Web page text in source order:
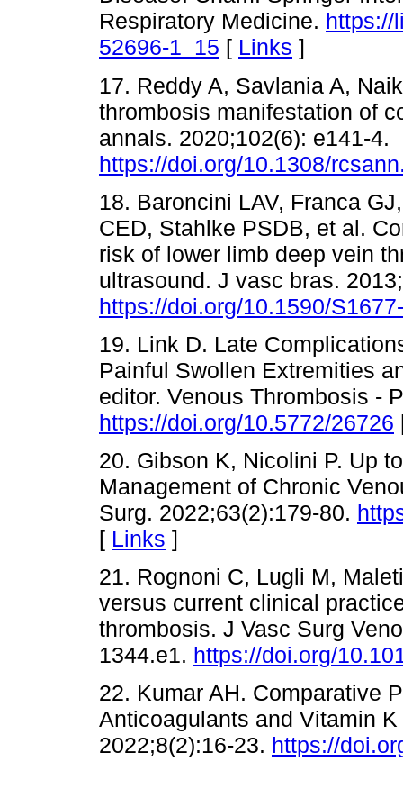
Respiratory Medicine. https://
52696-1_15 [ Links ]
17. Reddy A, Savlania A,
thrombosis manifestation of
annals. 2020;102(6): e141-4.
https://doi.org/10.1308/
18. Baroncini LAV, Franca
CED, Stahlke PSDB, et al.
risk of lower limb deep vein
ultrasound. J vasc bras.
https://doi.org/10.1590/
19. Link D. Late
Painful Swollen Extremities
editor. Venous Thrombosis -
https://doi.org/10.5772/26726
20. Gibson K, Nicolini P. Up
Management of Chronic
Surg. 2022;63(2):179-80.
[ Links ]
21. Rognoni C, Lugli M,
versus current clinical
thrombosis. J Vasc Surg
1344.e1. https://doi.org/
22. Kumar AH. Comparative
Anticoagulants and Vitamin
2022;8(2):16-23. https://